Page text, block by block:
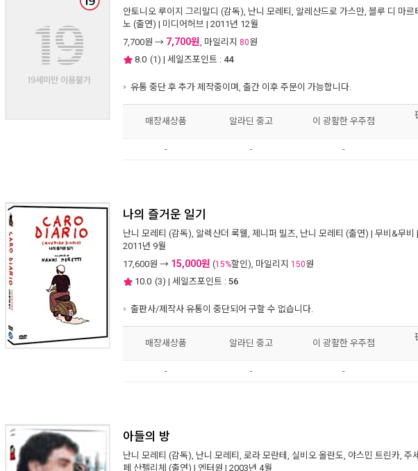
안토니오 루이지 그리말디 (감독), 난니 모레티 , 알레산드로 가스만, 블루 디 마르
노 (출연) | 미디어허브 | 2011년 12월
7,700원 → 7,700원, 마일리지 80원
8.0 (1) | 세일즈포인트 : 44
유통 중단 후 추가 제작중이며, 출간 이후 주문이 가능합니다.
매장새상품 알라딘 중고 이 광활한 우주점
- - -
나의 즐거운 일기
난니 모레티 (감독), 알렉산더 록웰, 제니퍼 빌즈, 난니 모레티 (출연) | 무비&무비 |
2011년 9월
17,600원 → 15,000원 (15%할인), 마일리지 150원
10.0 (3) | 세일즈포인트 : 56
출판사/제작사 유통이 중단되어 구할 수 없습니다.
매장새상품 알라딘 중고 이 광활한 우주점
- - -
아들의 방
난니 모레티 (감독), 난니 모레티 , 로라 모란테 , 실비오 올란도, 야스민 트린카, 주세
페 산펠리체 (출연) | 엔터원 | 2003년 4월